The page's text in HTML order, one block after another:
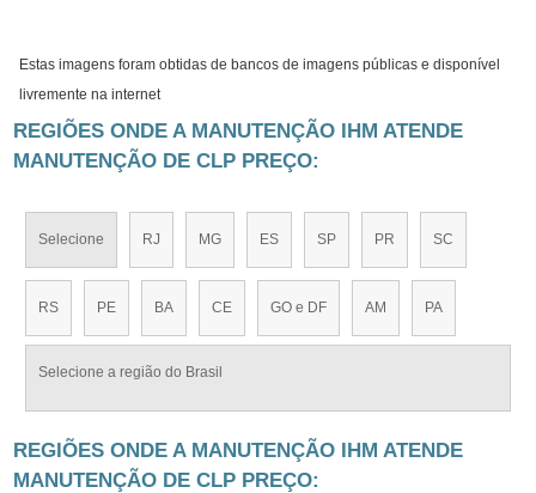
Estas imagens foram obtidas de bancos de imagens públicas e disponível
livremente na internet
REGIÕES ONDE A MANUTENÇÃO IHM ATENDE
MANUTENÇÃO DE CLP PREÇO:
Selecione RJ MG ES SP PR SC
RS PE BA CE GO e DF AM PA
Selecione a região do Brasil
REGIÕES ONDE A MANUTENÇÃO IHM ATENDE
MANUTENÇÃO DE CLP PREÇO: